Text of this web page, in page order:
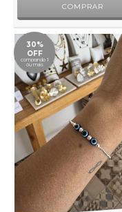
30%
OFF
comprando 1
ou mais